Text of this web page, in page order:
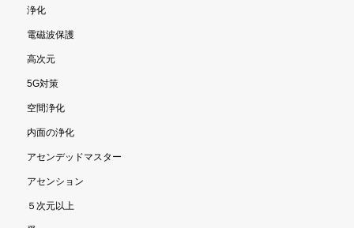
浄化
電磁波保護
高次元
5G対策
空間浄化
内面の浄化
アセンデッドマスター
アセンション
５次元以上